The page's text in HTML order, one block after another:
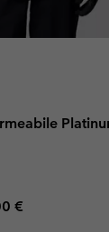
price:
€